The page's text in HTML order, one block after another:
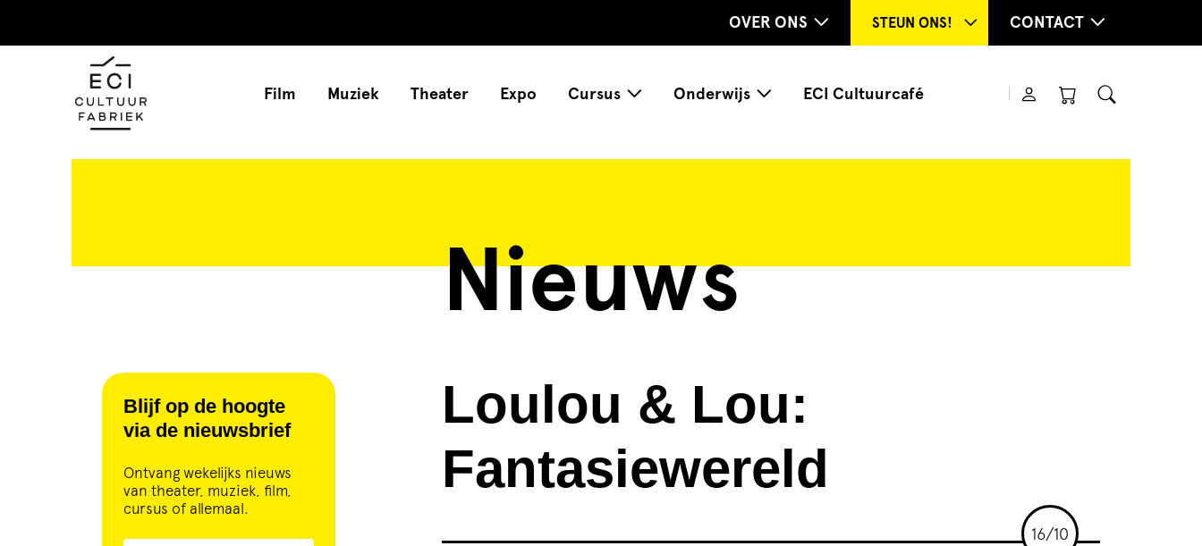
OVER ONS STEUN ONS! CONTACT
Film Muziek Theater Expo Cursus Onderwijs ECI Cultuurcafé
Nieuws
Blijf op de hoogte
via de nieuwsbrief
Ontvang wekelijks nieuws
van theater, muziek, film,
cursus of allemaal.
Loulou & Lou:
Fantasiewereld
16/10